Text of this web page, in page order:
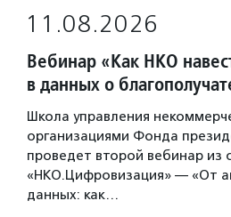
11.08.2026
Вебинар «Как НКО
в данных о
Школа управления
организациями Фонда
проведет второй вебинар из
«НКО.Цифровизация» — «От
данных: как…